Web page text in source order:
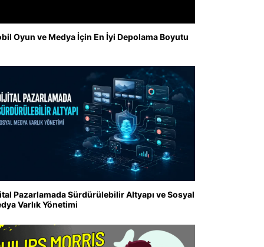
Oyun ve Medya İçin En İyi Depolama Boyutu
Pazarlamada Sürdürülebilir Altyapı ve Sosyal
Varlık Yönetimi